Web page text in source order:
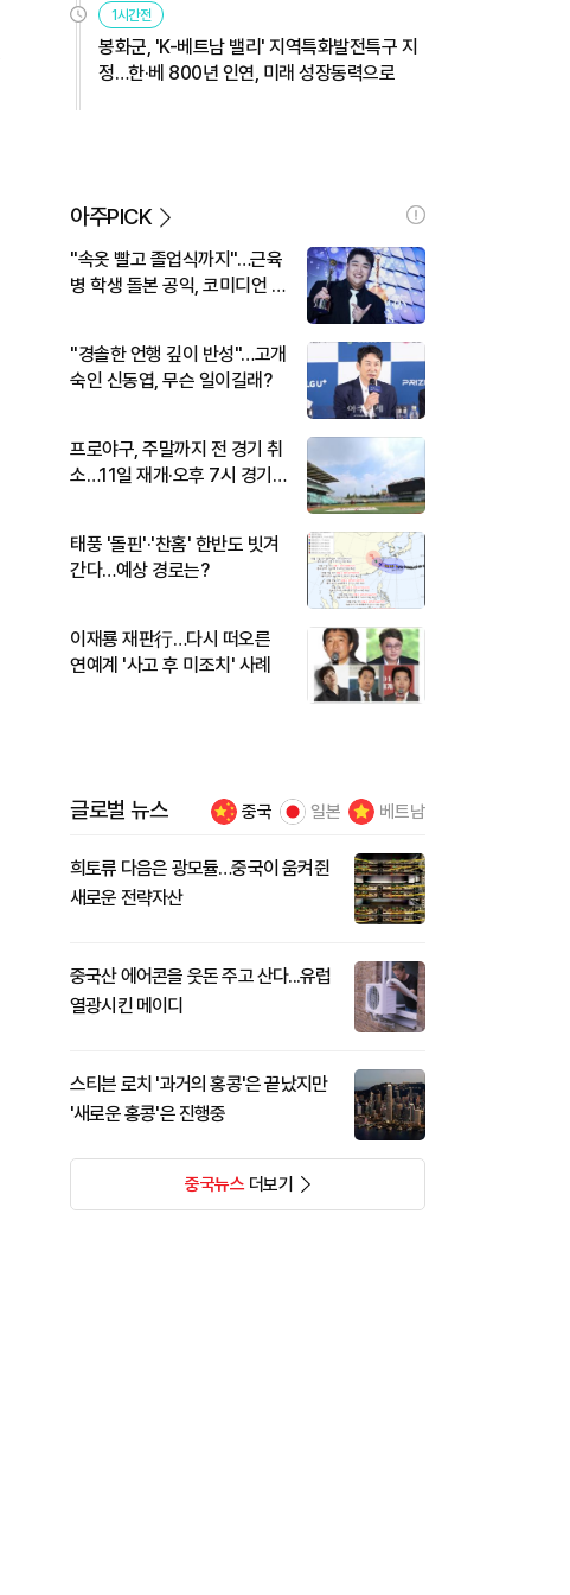
1시간전
봉화군, 'K-베트남 밸리' 지역특화발전특구 지
정…한·베 800년 인연, 미래 성장동력으로
아주PICK
"속옷 빨고 졸업식까지"…근육
병 학생 돌본 공익, 코미디언 김
"경솔한 언행 깊이 반성"…고개
숙인 신동엽, 무슨 일이길래?
프로야구, 주말까지 전 경기 취
소…11일 재개·오후 7시 경기
태풍 '돌핀'·'찬홈' 한반도 빗겨
간다…예상 경로는?
이재룡 재판行…다시 떠오른
연예계 '사고 후 미조치' 사례
글로벌 뉴스 중국 일본 베트남
희토류 다음은 광모듈…중국이 움켜쥔
새로운 전략자산
중국산 에어콘을 웃돈 주고 산다...유럽
열광시킨 메이디
스티븐 로치 '과거의 홍콩'은 끝났지만
'새로운 홍콩'은 진행중
중국뉴스더보기